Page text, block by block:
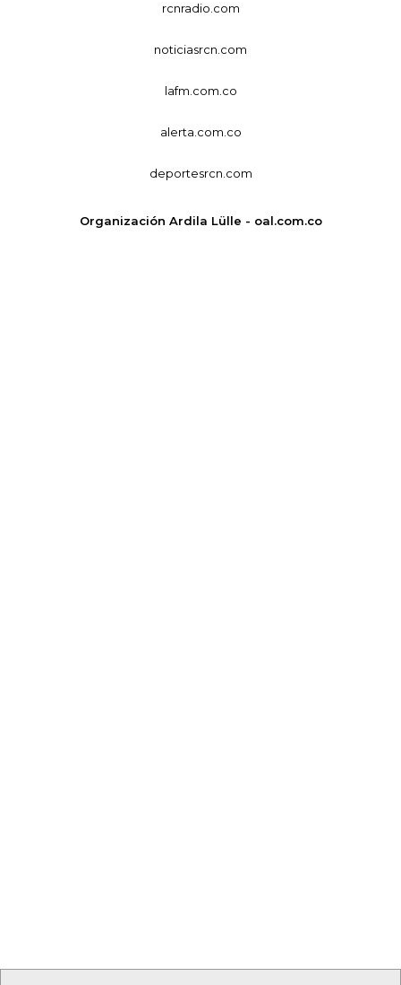
rcnradio.com
noticiasrcn.com
lafm.com.co
alerta.com.co
deportesrcn.com
Organización Ardila Lülle - oal.com.co